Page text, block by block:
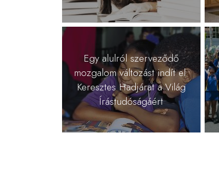
Egy alulról szerveződő
mozgalom változást indít el:
Keresztes Hadjárat a Világ
Írástudóságáért